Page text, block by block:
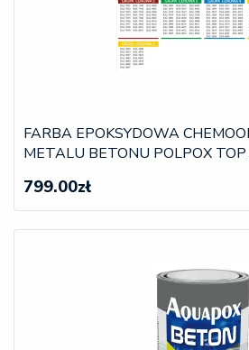
FARBA EPOKSYDOWA
METALU BETONU POLPOX
799.00zł